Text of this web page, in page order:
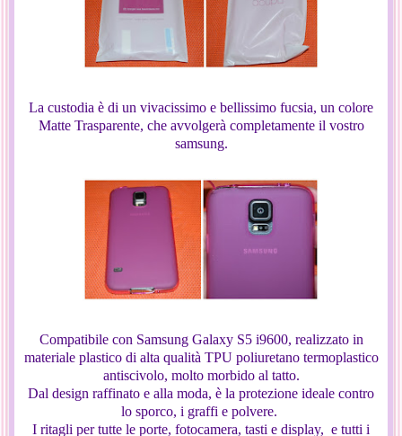
La custodia è di un vivacissimo e bellissimo fucsia, un colore
Matte Trasparente, che avvolgerà completamente il vostro
samsung.
Compatibile con Samsung Galaxy S5 i9600, realizzato in
materiale plastico di alta qualità TPU poliuretano termoplastico
antiscivolo, molto morbido al tatto.
Dal design raffinato e alla moda, è la protezione ideale contro
lo sporco, i graffi e polvere.
I ritagli per tutte le porte, fotocamera, tasti e display, e tutti i